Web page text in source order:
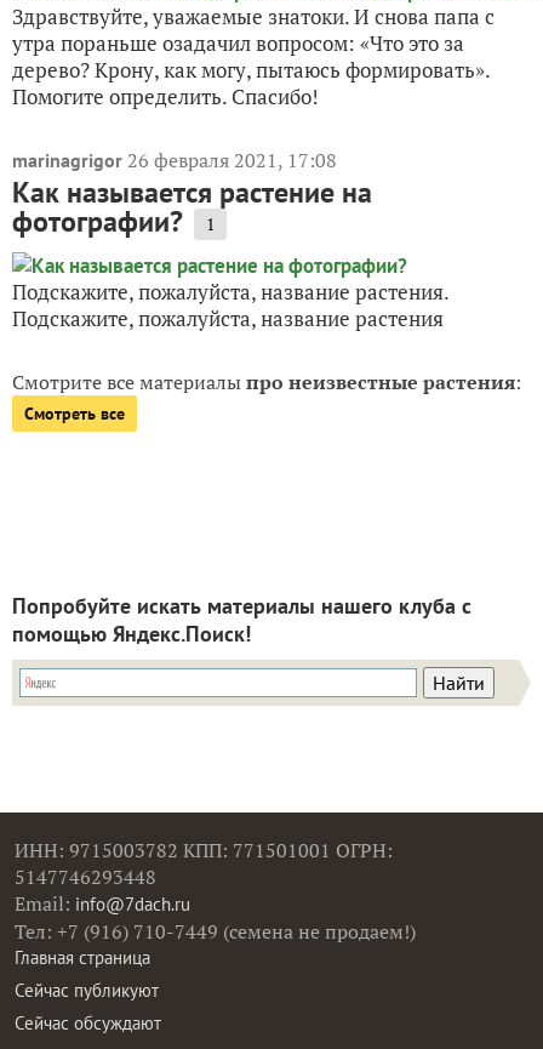
Здравствуйте, уважаемые знатоки. И снова папа с
утра пораньше озадачил вопросом: «Что это за
дерево? Крону, как могу, пытаюсь формировать».
Помогите определить. Спасибо!
marinagrigor 26 февраля 2021, 17:08
Как называется растение на
фотографии? 1
Подскажите, пожалуйста, название растения.
Подскажите, пожалуйста, название растения
Смотрите все материалыпро неизвестные растения:
Смотреть все
Попробуйте искать материалы нашего клуба с
помощью Яндекс.Поиск!
ИНН: 9715003782 КПП: 771501001 ОГРН:
5147746293448
Email: info@7dach.ru
Тел: +7 (916) 710-7449 (семена не продаем!)
Главная страница
Сейчас публикуют
Сейчас обсуждают